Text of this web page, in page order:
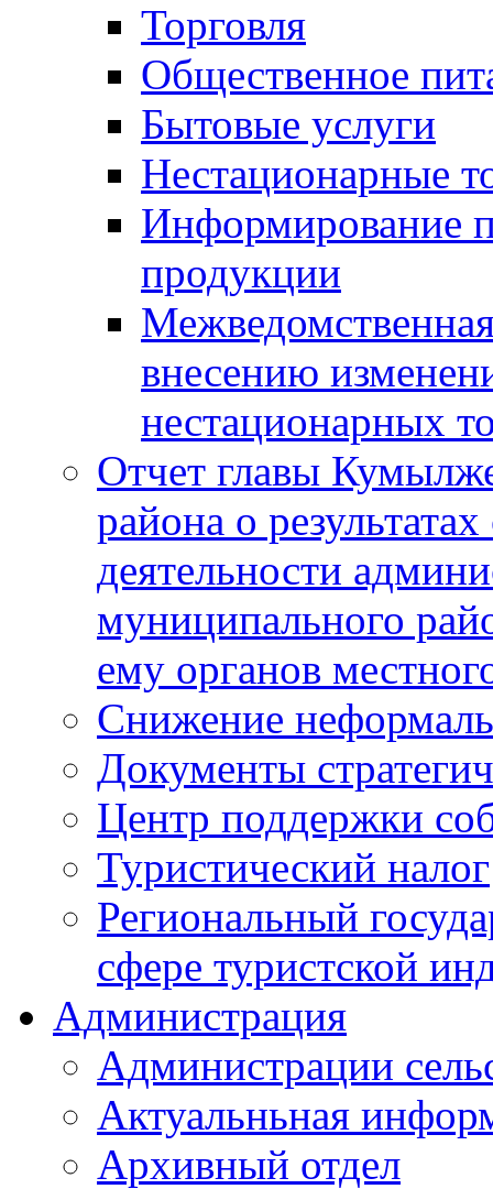
Торговля
Общественное
Бытовые услуги
Нестационарные
Информирование
продукции
внесению
нестационарных
Отчет главы
района о
деятельности
муниципального
ему органов
Снижение
Документы
Центр поддержки
Туристический налог
Региональный
сфере туристской
Администрация
Администрации
Актуальньная
Архивный отдел